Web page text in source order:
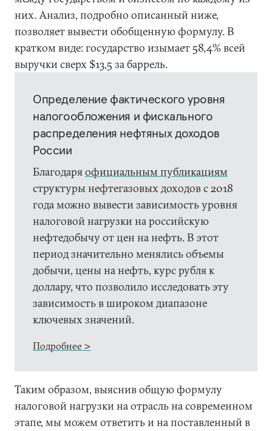
них. Анализ, подробно описанный ниже,
позволяет вывести обобщенную формулу. В
кратком виде: государство изымает 58,4% всей
выручки сверх $13,5 за баррель.
Определение фактического уровня
налогообложения и фискального
распределения нефтяных доходов
России
Благодаряофициальным публикациям
структуры нефтегазовых доходов с 2018
года можно вывести зависимость уровня
налоговой нагрузки на российскую
нефтедобычу от цен на нефть. В этот
период значительно менялись объемы
добычи, цены на нефть, курс рубля к
доллару, что позволило исследовать эту
зависимость в широком диапазоне
ключевых значений.
Подробнее >
Таким образом, выяснив общую формулу
налоговой нагрузки на отрасль на современном
этапе, мы можем ответить и на поставленный в